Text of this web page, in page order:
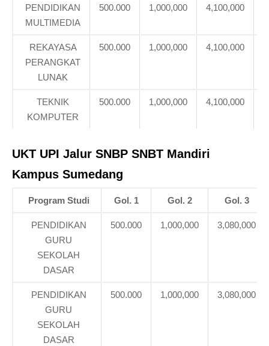
PENDIDIKAN
MULTIMEDIA
500.000 1,000,000 4,100,000
REKAYASA
PERANGKAT
LUNAK
500.000 1,000,000 4,100,000
TEKNIK
KOMPUTER
500.000 1,000,000 4,100,000
UKT UPI Jalur SNBP SNBT Mandiri
Kampus Sumedang
Program Studi Gol. 1 Gol. 2 Gol. 3
PENDIDIKAN
GURU
SEKOLAH
DASAR
500.000 1,000,000 3,080,000
PENDIDIKAN
GURU
SEKOLAH
DASAR
500.000 1,000,000 3,080,000